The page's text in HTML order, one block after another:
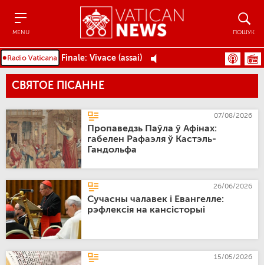
MENU ПОШУК
Finale: Vivace (assai)
СВЯТОЕ ПІСАННЕ
07/08/2026
Пропаведзь Паўла ў Афінах:
габелен Рафаэля ў Кастэль-
Гандольфа
26/06/2026
Сучасны чалавек і Евангелле:
рэфлексія на кансісторыі
15/05/2026